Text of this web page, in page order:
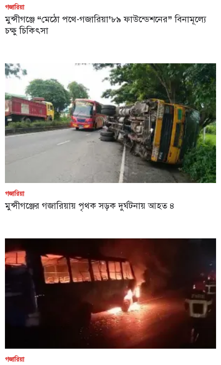
গজারিয়া
মুন্সীগঞ্জে “মেঠো পথে-গজারিয়া’৮৯ ফাউন্ডেশনের” বিনামূল্যে
চক্ষু চিকিৎসা
গজারিয়া
মুন্সীগঞ্জের গজারিয়ায় পৃথক সড়ক দুর্ঘটনায় আহত ৪
গজারিয়া